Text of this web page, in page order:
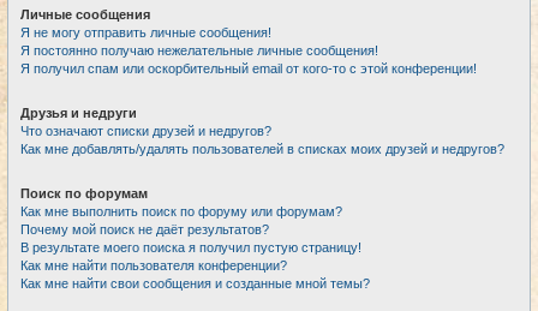
Личные сообщения
Я не могу отправить личные сообщения!
Я постоянно получаю нежелательные личные сообщения!
Я получил спам или оскорбительный email от кого-то с этой конференции!
Друзья и недруги
Что означают списки друзей и недругов?
Как мне добавлять/удалять пользователей в списках моих друзей и недругов?
Поиск по форумам
Как мне выполнить поиск по форуму или форумам?
Почему мой поиск не даёт результатов?
В результате моего поиска я получил пустую страницу!
Как мне найти пользователя конференции?
Как мне найти свои сообщения и созданные мной темы?